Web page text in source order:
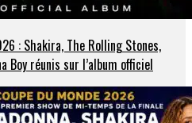
: Shakira, The Rolling Stones,
Boy réunis sur l’album officiel